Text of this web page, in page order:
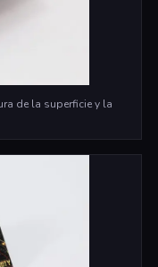
de la superficie y la